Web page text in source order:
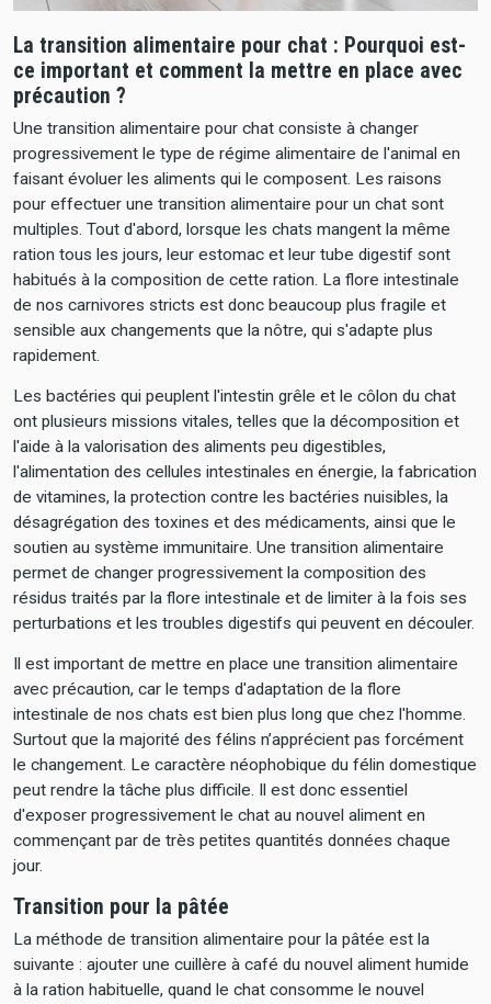
La transition alimentaire pour chat : Pourquoi est-
ce important et comment la mettre en place avec
précaution ?
Une transition alimentaire pour chat consiste à changer
progressivement le type de régime alimentaire de l'animal en
faisant évoluer les aliments qui le composent. Les raisons
pour effectuer une transition alimentaire pour un chat sont
multiples. Tout d'abord, lorsque les chats mangent la même
ration tous les jours, leur estomac et leur tube digestif sont
habitués à la composition de cette ration. La flore intestinale
de nos carnivores stricts est donc beaucoup plus fragile et
sensible aux changements que la nôtre, qui s'adapte plus
rapidement.
Les bactéries qui peuplent l'intestin grêle et le côlon du chat
ont plusieurs missions vitales, telles que la décomposition et
l'aide à la valorisation des aliments peu digestibles,
l'alimentation des cellules intestinales en énergie, la fabrication
de vitamines, la protection contre les bactéries nuisibles, la
désagrégation des toxines et des médicaments, ainsi que le
soutien au système immunitaire. Une transition alimentaire
permet de changer progressivement la composition des
résidus traités par la flore intestinale et de limiter à la fois ses
perturbations et les troubles digestifs qui peuvent en découler.
Il est important de mettre en place une transition alimentaire
avec précaution, car le temps d'adaptation de la flore
intestinale de nos chats est bien plus long que chez l'homme.
Surtout que la majorité des félins n’apprécient pas forcément
le changement. Le caractère néophobique du félin domestique
peut rendre la tâche plus difficile. Il est donc essentiel
d'exposer progressivement le chat au nouvel aliment en
commençant par de très petites quantités données chaque
jour.
Transition pour la pâtée
La méthode de transition alimentaire pour la pâtée est la
suivante : ajouter une cuillère à café du nouvel aliment humide
à la ration habituelle, quand le chat consomme le nouvel